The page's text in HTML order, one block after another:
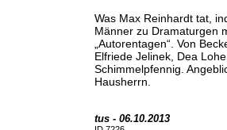
Was Max Reinhardt tat,
Männer zu Dramaturgen
„Autorentagen“. Von
Elfriede Jelinek, Dea
Schimmelpfennig.
Hausherrn.
tus - 06.10.2013